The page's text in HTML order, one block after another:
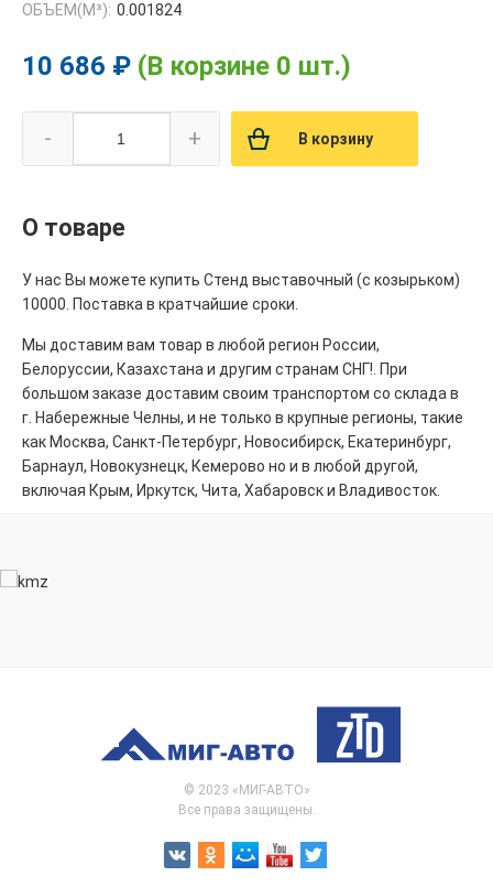
ОБЪЕМ(M³): 0.001824
10 686 ₽ (В корзине 0 шт.)
- + В корзину
О товаре
У нас Вы можете купить Стенд выставочный (с козырьком)
10000. Поставка в кратчайшие сроки.
Мы доставим вам товар в любой регион России,
Белоруссии, Казахстана и другим странам СНГ!. При
большом заказе доставим своим транспортом со склада в
г. Набережные Челны, и не только в крупные регионы, такие
как Москва, Санкт-Петербург, Новосибирск, Екатеринбург,
Барнаул, Новокузнецк, Кемерово но и в любой другой,
включая Крым, Иркутск, Чита, Хабаровск и Владивосток.
© 2023 «МИГ-АВТО»
Все права защищены.